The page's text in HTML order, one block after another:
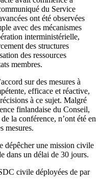
du Service
ont été observées
avec des mécanismes
interministérielle,
des structures
des ressources
membres.
sur des mesures à
efficace et réactive,
à ce sujet. Malgré
finlandaise du Conseil,
la conférence, n’ont été en
mesures.
dépêcher une mission civile
dans un délai de 30 jours.
civile déployées de par